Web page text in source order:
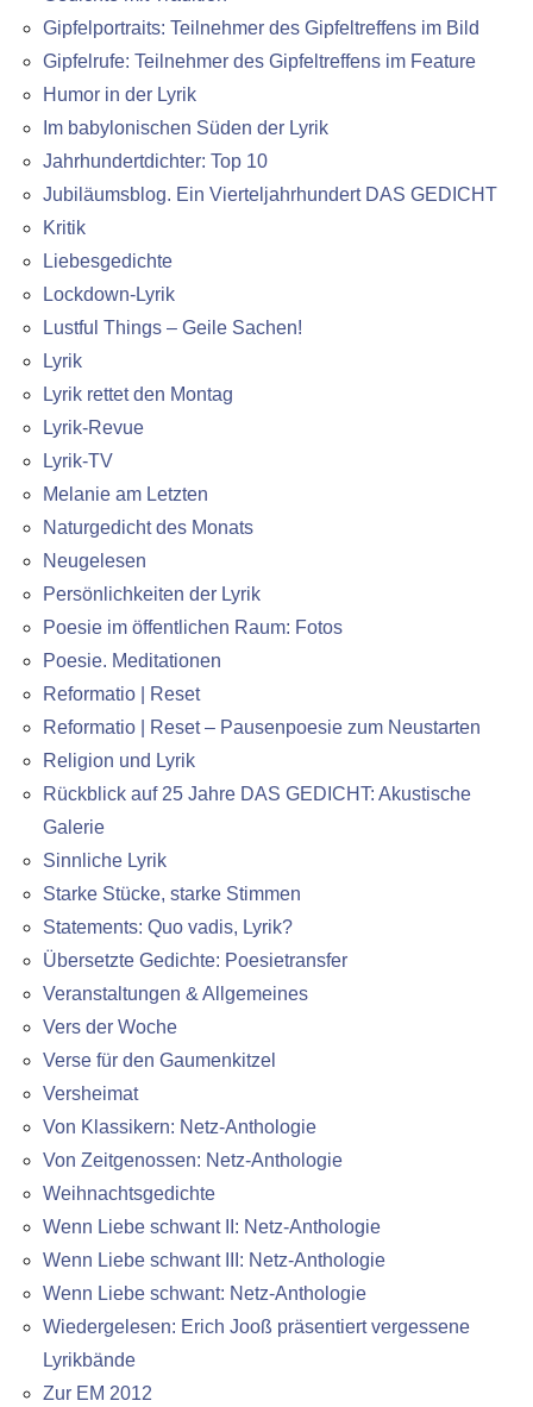
Gipfelportraits: Teilnehmer des Gipfeltreffens im Bild
Gipfelrufe: Teilnehmer des Gipfeltreffens im Feature
Humor in der Lyrik
Im babylonischen Süden der Lyrik
Jahrhundertdichter: Top 10
Jubiläumsblog. Ein Vierteljahrhundert DAS GEDICHT
Kritik
Liebesgedichte
Lockdown-Lyrik
Lustful Things – Geile Sachen!
Lyrik
Lyrik rettet den Montag
Lyrik-Revue
Lyrik-TV
Melanie am Letzten
Naturgedicht des Monats
Neugelesen
Persönlichkeiten der Lyrik
Poesie im öffentlichen Raum: Fotos
Poesie. Meditationen
Reformatio | Reset
Reformatio | Reset – Pausenpoesie zum Neustarten
Religion und Lyrik
Rückblick auf 25 Jahre DAS GEDICHT: Akustische
Galerie
Sinnliche Lyrik
Starke Stücke, starke Stimmen
Statements: Quo vadis, Lyrik?
Übersetzte Gedichte: Poesietransfer
Veranstaltungen & Allgemeines
Vers der Woche
Verse für den Gaumenkitzel
Versheimat
Von Klassikern: Netz-Anthologie
Von Zeitgenossen: Netz-Anthologie
Weihnachtsgedichte
Wenn Liebe schwant II: Netz-Anthologie
Wenn Liebe schwant III: Netz-Anthologie
Wenn Liebe schwant: Netz-Anthologie
Wiedergelesen: Erich Jooß präsentiert vergessene
Lyrikbände
Zur EM 2012